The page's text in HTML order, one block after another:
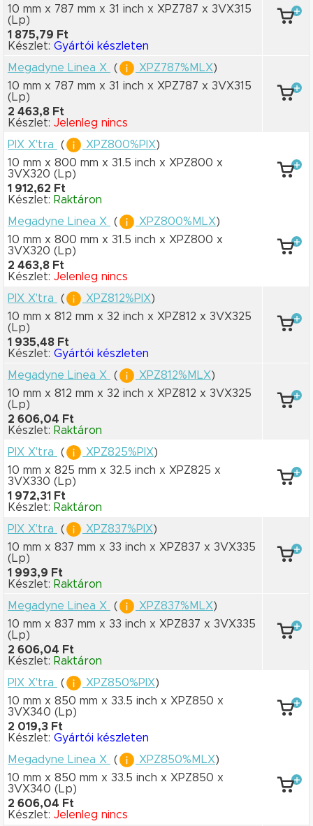
10 mm x 787 mm x 31 inch x XPZ787 x 3VX315
(Lp)
1 875,79 Ft
Készlet: Gyártói készleten
Megadyne Linea X
( XPZ787%MLX)
10 mm x 787 mm x 31 inch x XPZ787 x 3VX315
(Lp)
2 463,8 Ft
Készlet: Jelenleg nincs
PIX X'tra
( XPZ800%PIX)
10 mm x 800 mm x 31.5 inch x XPZ800 x
3VX320 (Lp)
1 912,62 Ft
Készlet: Raktáron
Megadyne Linea X
( XPZ800%MLX)
10 mm x 800 mm x 31.5 inch x XPZ800 x
3VX320 (Lp)
2 463,8 Ft
Készlet: Jelenleg nincs
PIX X'tra
( XPZ812%PIX)
10 mm x 812 mm x 32 inch x XPZ812 x 3VX325
(Lp)
1 935,48 Ft
Készlet: Gyártói készleten
Megadyne Linea X
( XPZ812%MLX)
10 mm x 812 mm x 32 inch x XPZ812 x 3VX325
(Lp)
2 606,04 Ft
Készlet: Raktáron
PIX X'tra
( XPZ825%PIX)
10 mm x 825 mm x 32.5 inch x XPZ825 x
3VX330 (Lp)
1 972,31 Ft
Készlet: Raktáron
PIX X'tra
( XPZ837%PIX)
10 mm x 837 mm x 33 inch x XPZ837 x 3VX335
(Lp)
1 993,9 Ft
Készlet: Raktáron
Megadyne Linea X
( XPZ837%MLX)
10 mm x 837 mm x 33 inch x XPZ837 x 3VX335
(Lp)
2 606,04 Ft
Készlet: Raktáron
PIX X'tra
( XPZ850%PIX)
10 mm x 850 mm x 33.5 inch x XPZ850 x
3VX340 (Lp)
2 019,3 Ft
Készlet: Gyártói készleten
Megadyne Linea X
( XPZ850%MLX)
10 mm x 850 mm x 33.5 inch x XPZ850 x
3VX340 (Lp)
2 606,04 Ft
Készlet: Jelenleg nincs